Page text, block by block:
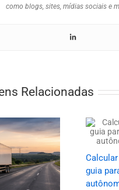
como blogs, sites, mídias sociais e
Relacionadas
guia